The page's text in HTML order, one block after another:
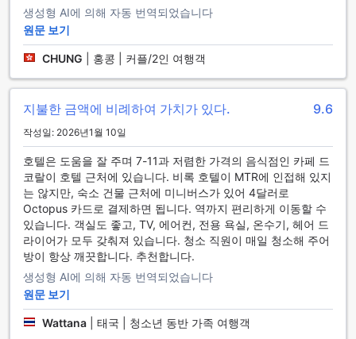
램블러 오아시스 호텔은 고객의 편의를 위해 다양한 서비스와
시설을 갖추고 있습니다. 무료 와이파이 서비스는 모든 객실과
공용 공간에서 이용 가능하여, 여행 중에도 언제든 인터넷에 접
속하여 소식을 확인하거나 업무를 처리할 수 있습니다. 또한, 세
탁 서비스와 드라이클리닝이 제공되어 장기 체류 고객이나 바
쁜 일정 속에서도 깔끔한 옷차림을 유지할 수 있습니다.
호텔 내에는 컨시어지 서비스와 수하물 보관소가 마련되어 있
수 있습니다. 매일 청소 서비스도 제공되어 언제나 깔끔하고 쾌
적한 객실 환경을 유지하며, 필요시에는 추가 요청도 가능합니
다. 램블러 오아시스 호텔은 고객의 편안한 숙박을 위해 세심한
배려와 다양한 편의 시설을 갖추고 있습니다.
편리한 교통 접근성을 갖춘 램블러 오아시스 호텔
램블러 오아시스 호텔은 고객님들의 편리한 이동을 위해 넓은
요금이 부과되며, 차량을 안전하게 주차하실 수 있는 공간을 마
련하여 도심 속에서도 편안한 숙박 경험을 선사합니다. 특히, 홍
콩의 주요 관광지와의 접근이 용이하여 차량을 이용하는 여행
객들에게 최적의 선택이 될 것입니다.
생성형 AI에 의해 자동 번역되었습니다
원문 보기
CHUNG 홍콩 | 커플/2인 여행객
지불한 금액에 비례하여 가치가 있다. 9.6
작성일: 2026년1월 10일
호텔은 도움을 잘 주며 7-11과 저렴한 가격의 음식점인 카페 드
코랄이 호텔 근처에 있습니다. 비록 호텔이 MTR에 인접해 있지
는 않지만, 숙소 건물 근처에 미니버스가 있어 4달러로
Octopus 카드로 결제하면 됩니다. 역까지 편리하게 이동할 수
있습니다. 객실도 좋고, TV, 에어컨, 전용 욕실, 온수기, 헤어 드
라이어가 모두 갖춰져 있습니다. 청소 직원이 매일 청소해 주어
방이 항상 깨끗합니다. 추천합니다.
생성형 AI에 의해 자동 번역되었습니다
원문 보기
Wattana 태국 | 청소년 동반 가족 여행객